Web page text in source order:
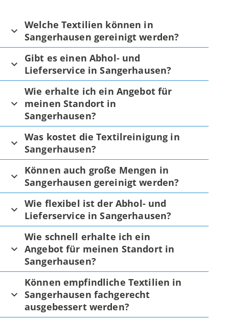
Welche Textilien können in
Sangerhausen gereinigt werden?
Gibt es einen Abhol- und
Lieferservice in Sangerhausen?
Wie erhalte ich ein Angebot für
meinen Standort in
Sangerhausen?
Was kostet die Textilreinigung in
Sangerhausen?
Können auch große Mengen in
Sangerhausen gereinigt werden?
Wie flexibel ist der Abhol- und
Lieferservice in Sangerhausen?
Wie schnell erhalte ich ein
Angebot für meinen Standort in
Sangerhausen?
Können empfindliche Textilien in
Sangerhausen fachgerecht
ausgebessert werden?